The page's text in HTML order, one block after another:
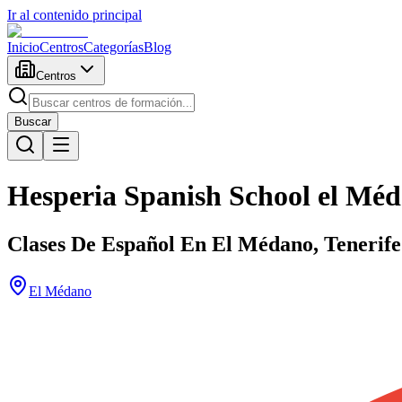
Ir al contenido principal
InicioCentrosCategoríasBlog
Centros
Buscar
Hesperia Spanish School el
Clases De Español En El Médano, Tenerife
El Médano